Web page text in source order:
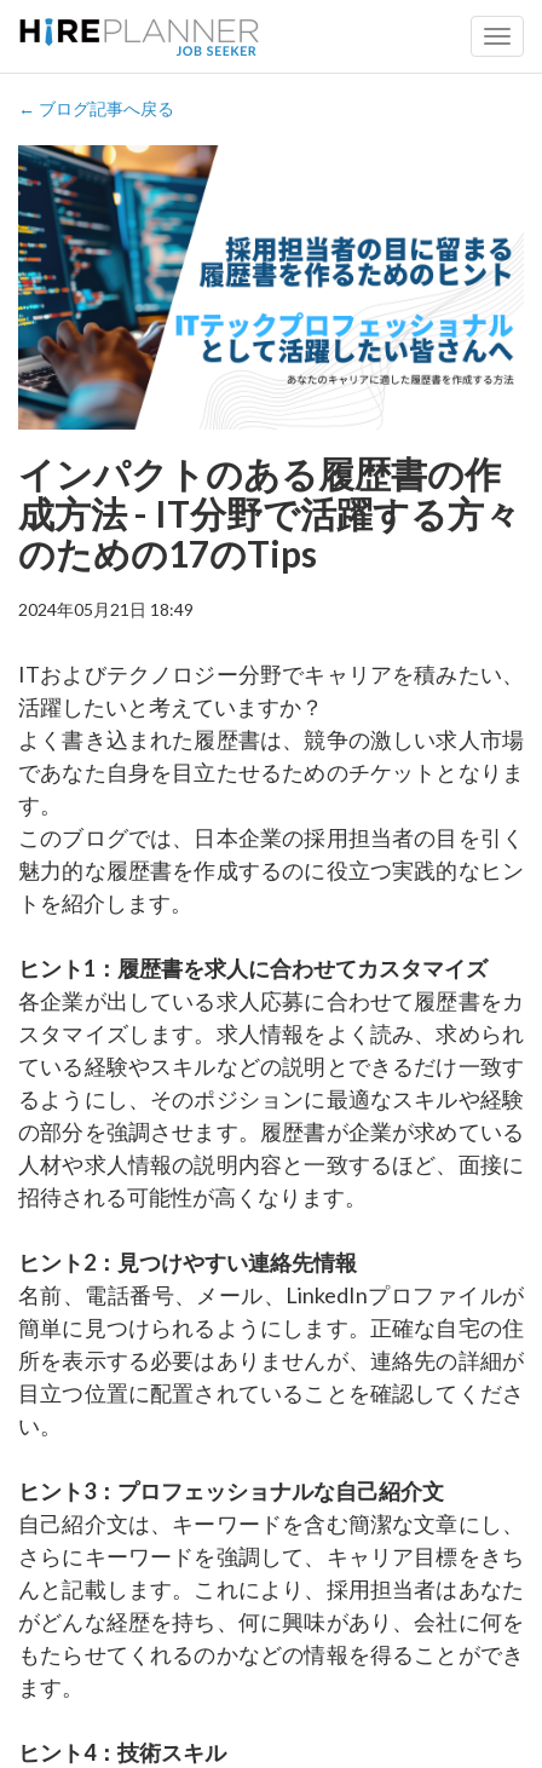
← ブログ記事へ戻る
インパクトのある履歴書の作
成方法 - IT分野で活躍する方々
のための17のTips
2024年05月21日 18:49
ITおよびテクノロジー分野でキャリアを積みたい、
活躍したいと考えていますか？
よく書き込まれた履歴書は、競争の激しい求人市場
であなた自身を目立たせるためのチケットとなりま
す。
このブログでは、日本企業の採用担当者の目を引く
魅力的な履歴書を作成するのに役立つ実践的なヒン
トを紹介します。
ヒント1：履歴書を求人に合わせてカスタマイズ
各企業が出している求人応募に合わせて履歴書をカ
スタマイズします。求人情報をよく読み、求められ
ている経験やスキルなどの説明とできるだけ一致す
るようにし、そのポジションに最適なスキルや経験
の部分を強調させます。履歴書が企業が求めている
人材や求人情報の説明内容と一致するほど、面接に
招待される可能性が高くなります。
ヒント2：見つけやすい連絡先情報
名前、電話番号、メール、LinkedInプロファイルが
簡単に見つけられるようにします。正確な自宅の住
所を表示する必要はありませんが、連絡先の詳細が
目立つ位置に配置されていることを確認してくださ
い。
ヒント3：プロフェッショナルな自己紹介文
自己紹介文は、キーワードを含む簡潔な文章にし、
さらにキーワードを強調して、キャリア目標をきち
んと記載します。これにより、採用担当者はあなた
がどんな経歴を持ち、何に興味があり、会社に何を
もたらせてくれるのかなどの情報を得ることができ
ます。
ヒント4：技術スキル